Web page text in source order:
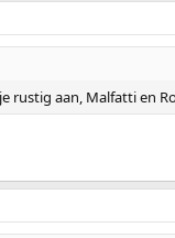
rustig aan, Malfatti en